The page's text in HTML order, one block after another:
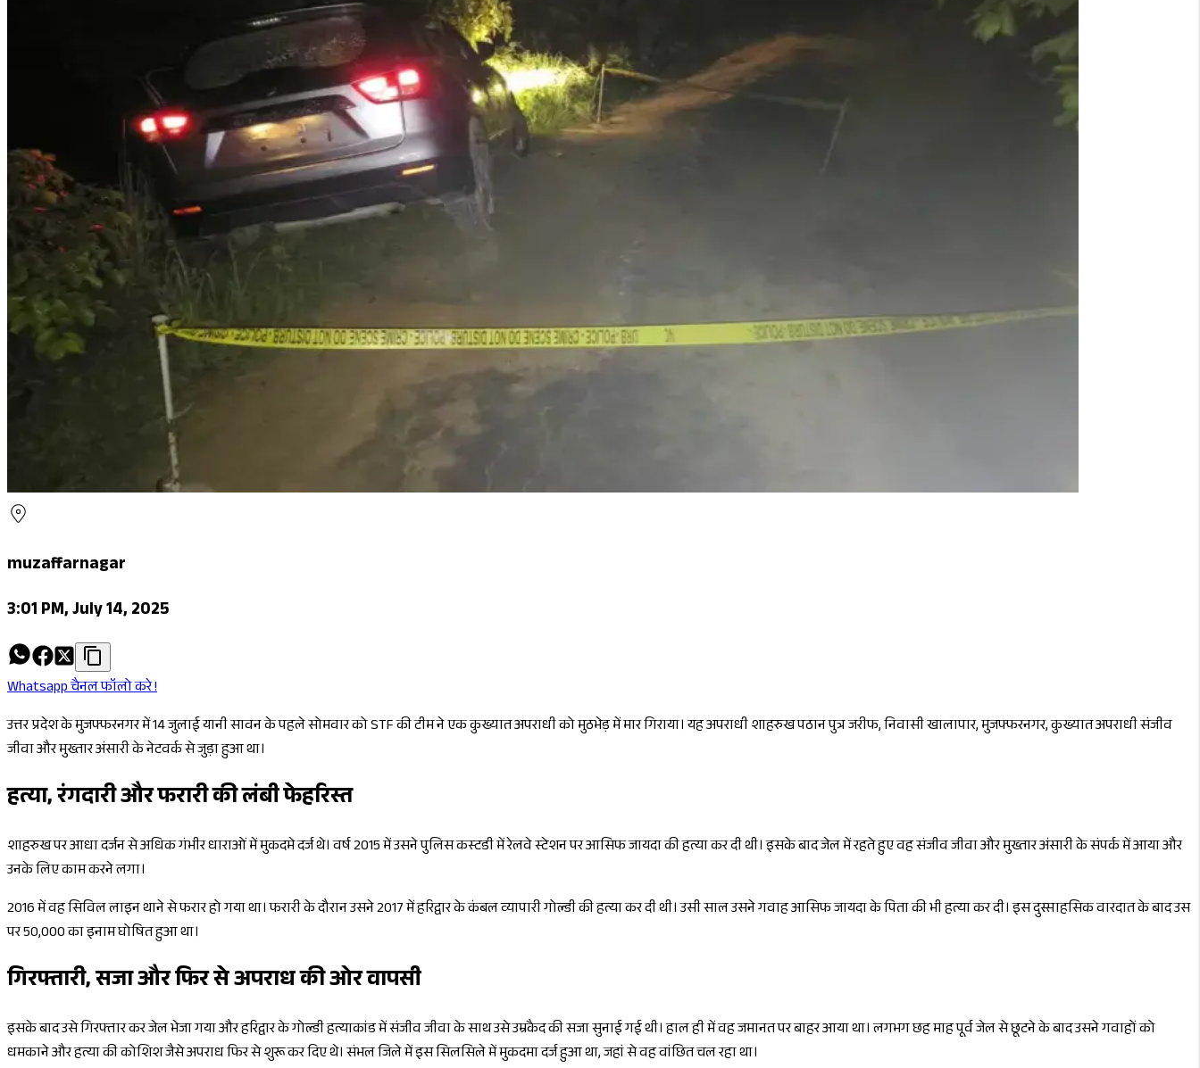
muzaffarnagar
3:01 PM, July 14, 2025
Whatsapp चैनल फॉलो करे !
उत्तर प्रदेश के मुजफ्फरनगर में 14 जुलाई यानी सावन के पहले सोमवार को STF की टीम ने एक कुख्यात अपराधी को मुठभेड़ में मार गिराया। यह अपराधी शाहरुख पठान पुत्र जरीफ, निवासी खालापार, मुजफ्फरनगर, कुख्यात अपराधी संजीव
जीवा और मुख्तार अंसारी के नेटवर्क से जुड़ा हुआ था।
हत्या, रंगदारी और फरारी की लंबी फेहरिस्त
शाहरुख पर आधा दर्जन से अधिक गंभीर धाराओं में मुकदमे दर्ज थे। वर्ष 2015 में उसने पुलिस कस्टडी में रेलवे स्टेशन पर आसिफ जायदा की हत्या कर दी थी। इसके बाद जेल में रहते हुए वह संजीव जीवा और मुख्तार अंसारी के संपर्क में आया और
उनके लिए काम करने लगा।
2016 में वह सिविल लाइन थाने से फरार हो गया था। फरारी के दौरान उसने 2017 में हरिद्वार के कंबल व्यापारी गोल्डी की हत्या कर दी थी। उसी साल उसने गवाह आसिफ जायदा के पिता की भी हत्या कर दी। इस दुस्साहसिक वारदात के बाद उस
पर ₹50,000 का इनाम घोषित हुआ था।
गिरफ्तारी, सजा और फिर से अपराध की ओर वापसी
इसके बाद उसे गिरफ्तार कर जेल भेजा गया और हरिद्वार के गोल्डी हत्याकांड में संजीव जीवा के साथ उसे उम्रकैद की सजा सुनाई गई थी। हाल ही में वह जमानत पर बाहर आया था। लगभग छह माह पूर्व जेल से छूटने के बाद उसने गवाहों को
धमकाने और हत्या की कोशिश जैसे अपराध फिर से शुरू कर दिए थे। संभल जिले में इस सिलसिले में मुकदमा दर्ज हुआ था, जहां से वह वांछित चल रहा था।